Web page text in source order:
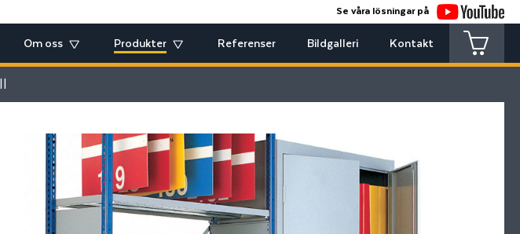
Se våra lösningar på
Om oss Produkter Referenser Bildgalleri Kontakt